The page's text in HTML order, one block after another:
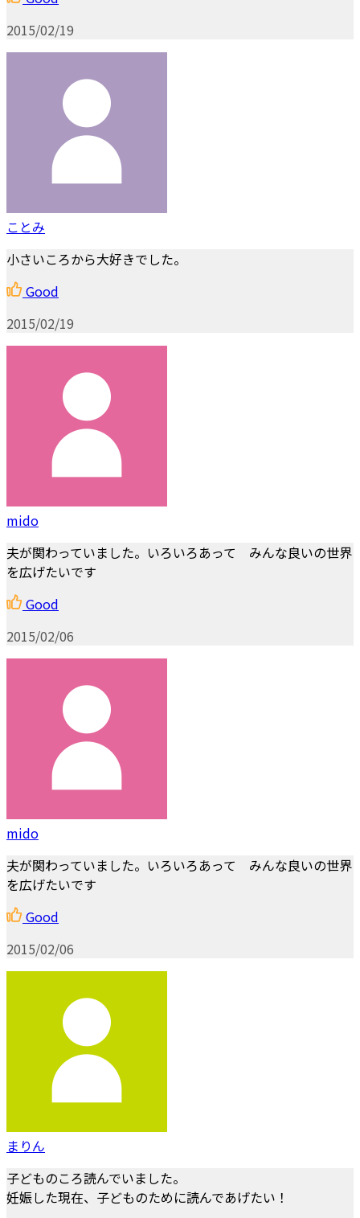
2015/02/19
ことみ
小さいころから大好きでした。
Good
2015/02/19
mido
夫が関わっていました。いろいろあって みんな良いの世界
を広げたいです
Good
2015/02/06
mido
夫が関わっていました。いろいろあって みんな良いの世界
を広げたいです
Good
2015/02/06
まりん
子どものころ読んでいました。
妊娠した現在、子どものために読んであげたい！